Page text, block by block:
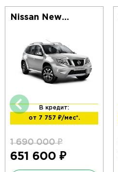
Nissan New
В кредит:
от 7 757 ₽/мес*.
1 690 000₽
651 600 ₽